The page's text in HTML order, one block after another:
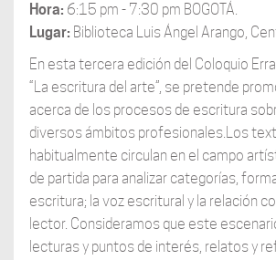
Hora: 6:15 pm - 7:30 pm BOGOTÁ.
Lugar: Biblioteca Luis Ángel Arango,
En esta tercera edición del Coloquio
“La escritura del arte”, se pretende
acerca de los procesos de escritura
diversos ámbitos profesionales.Los
habitualmente circulan en el campo
de partida para analizar categorías,
escritura; la voz escritural y la relación
lector. Consideramos que este
lecturas y puntos de interés, relatos y